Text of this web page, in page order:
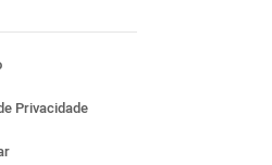
Privacidade